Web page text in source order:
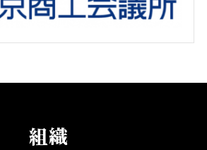
組織